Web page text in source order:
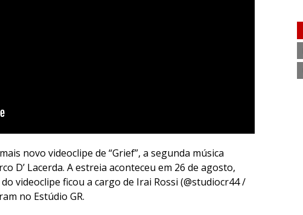
novo videoclipe de “Grief”, a segunda música
D’ Lacerda. A estreia aconteceu em 26 de agosto,
videoclipe ficou a cargo de Irai Rossi (@studiocr44 /
no Estúdio GR.